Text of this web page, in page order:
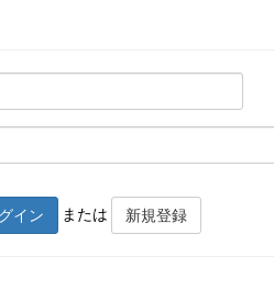
イン または 新規登録